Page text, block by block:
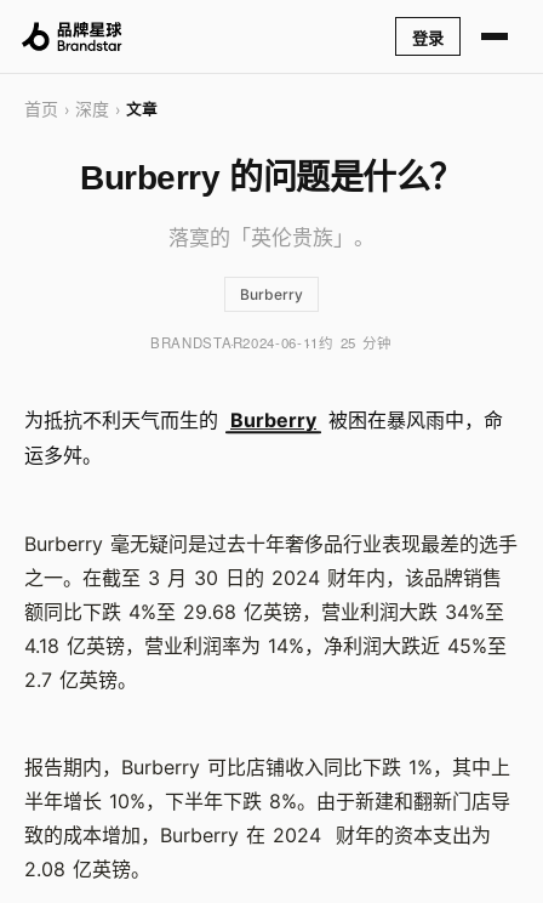
登录
首页 › 深度 › 文章
Burberry 的问题是什么？
落寞的「英伦贵族」。
Burberry
BRANDSTAR2024-06-11约 25 分钟
为抵抗不利天气而生的 Burberry 被困在暴风雨中，命
运多舛。
Burberry 毫无疑问是过去十年奢侈品行业表现最差的选手
之一。在截至 3 月 30 日的 2024 财年内，该品牌销售
额同比下跌 4%至 29.68 亿英镑，营业利润大跌 34%至
4.18 亿英镑，营业利润率为 14%，净利润大跌近 45%至
2.7 亿英镑。
报告期内，Burberry 可比店铺收入同比下跌 1%，其中上
半年增长 10%，下半年下跌 8%。由于新建和翻新门店导
致的成本增加，Burberry 在 2024 财年的资本支出为
2.08 亿英镑。